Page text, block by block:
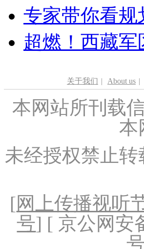
专家带你看规
超燃！西藏
关于我们 | About us |
本网站所刊载
本
未经授权禁止
[网上传播视听
号] [ 京公网安